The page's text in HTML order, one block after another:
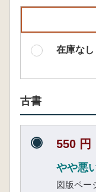
在庫なし
古書
550 円
やや悪
図版ペー